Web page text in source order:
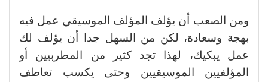
ومن الصعب أن يؤلف المؤلف الموسيقي عمل فيه
بهجة وسعادة، لكن من السهل جدا أن يؤلف لك
عمل يبكيك، لهذا تجد كثير من المطربيين أو
المؤلفيين الموسيقيين وحتى يكسب تعاطف